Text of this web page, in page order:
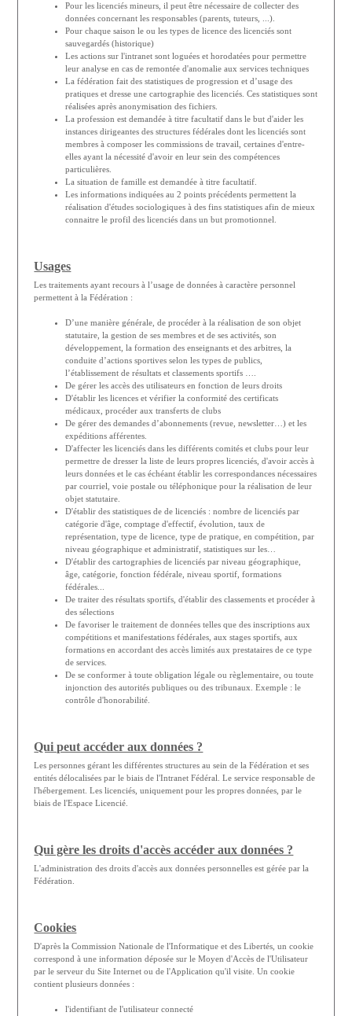
Pour les licenciés mineurs, il peut être nécessaire de collecter des
données concernant les responsables (parents, tuteurs, ...).
Pour chaque saison le ou les types de licence des licenciés sont
sauvegardés (historique)
Les actions sur l'intranet sont loguées et horodatées pour permettre
leur analyse en cas de remontée d'anomalie aux services techniques
La fédération fait des statistiques de progression et d’usage des
pratiques et dresse une cartographie des licenciés. Ces statistiques sont
réalisées après anonymisation des fichiers.
La profession est demandée à titre facultatif dans le but d'aider les
instances dirigeantes des structures fédérales dont les licenciés sont
membres à composer les commissions de travail, certaines d'entre-
elles ayant la nécessité d'avoir en leur sein des compétences
particulières.
La situation de famille est demandée à titre facultatif.
Les informations indiquées au 2 points précédents permettent la
réalisation d'études sociologiques à des fins statistiques afin de mieux
connaitre le profil des licenciés dans un but promotionnel.
Usages
Les traitements ayant recours à l’usage de données à caractère personnel
permettent à la Fédération :
D’une manière générale, de procéder à la réalisation de son objet
statutaire, la gestion de ses membres et de ses activités, son
développement, la formation des enseignants et des arbitres, la
conduite d’actions sportives selon les types de publics,
l’établissement de résultats et classements sportifs ….
De gérer les accès des utilisateurs en fonction de leurs droits
D'établir les licences et vérifier la conformité des certificats
médicaux, procéder aux transferts de clubs
De gérer des demandes d’abonnements (revue, newsletter…) et les
expéditions afférentes.
D'affecter les licenciés dans les différents comités et clubs pour leur
permettre de dresser la liste de leurs propres licenciés, d'avoir accès à
leurs données et le cas échéant établir les correspondances nécessaires
par courriel, voie postale ou téléphonique pour la réalisation de leur
objet statutaire.
D'établir des statistiques de de licenciés : nombre de licenciés par
catégorie d'âge, comptage d'effectif, évolution, taux de
représentation, type de licence, type de pratique, en compétition, par
niveau géographique et administratif, statistiques sur les…
D'établir des cartographies de licenciés par niveau géographique,
âge, catégorie, fonction fédérale, niveau sportif, formations
fédérales...
De traiter des résultats sportifs, d'établir des classements et procéder à
des sélections
De favoriser le traitement de données telles que des inscriptions aux
compétitions et manifestations fédérales, aux stages sportifs, aux
formations en accordant des accès limités aux prestataires de ce type
de services.
De se conformer à toute obligation légale ou règlementaire, ou toute
injonction des autorités publiques ou des tribunaux. Exemple : le
contrôle d'honorabilité.
Qui peut accéder aux données ?
Les personnes gérant les différentes structures au sein de la Fédération et ses
entités délocalisées par le biais de l'Intranet Fédéral. Le service responsable de
l'hébergement. Les licenciés, uniquement pour les propres données, par le
biais de l'Espace Licencié.
Qui gère les droits d'accès accéder aux données ?
L'administration des droits d'accès aux données personnelles est gérée par la
Fédération.
Cookies
D'après la Commission Nationale de l'Informatique et des Libertés, un cookie
correspond à une information déposée sur le Moyen d'Accès de l'Utilisateur
par le serveur du Site Internet ou de l'Application qu'il visite. Un cookie
contient plusieurs données :
l'identifiant de l'utilisateur connecté